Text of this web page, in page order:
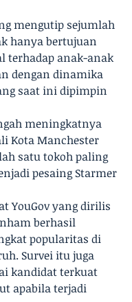
mengutip sejumlah
hanya bertujuan
terhadap anak-anak
dengan dinamika
saat ini dipimpin
meningkatnya
Kota Manchester
satu tokoh paling
pesaing Starmer
YouGov yang dirilis
berhasil
popularitas di
Survei itu juga
kandidat terkuat
apabila terjadi